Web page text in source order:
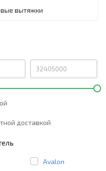
вытяжки
доставкой
Avalon